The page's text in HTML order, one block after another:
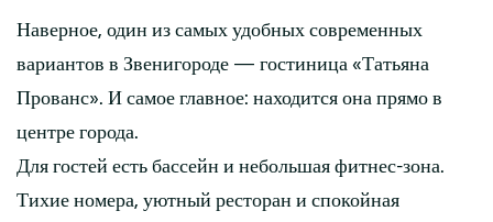
Наверное, один из самых удобных современных
вариантов в Звенигороде — гостиница «Татьяна
Прованс». И самое главное: находится она прямо в
центре города.
Для гостей есть бассейн и небольшая фитнес-зона.
Тихие номера, уютный ресторан и спокойная